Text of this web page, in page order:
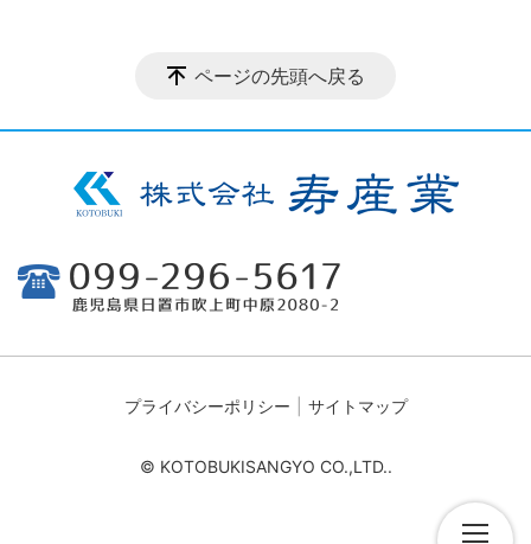
ページの先頭へ戻る
プライバシーポリシー サイトマップ
© KOTOBUKISANGYO CO.,LTD..